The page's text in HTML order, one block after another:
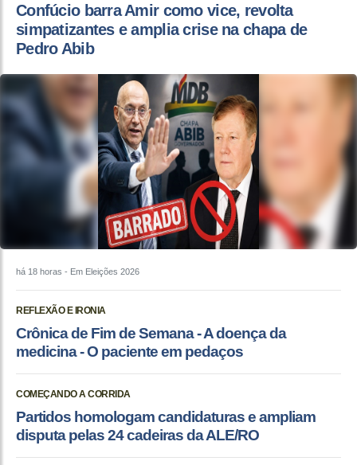
Confúcio barra Amir como vice, revolta
simpatizantes e amplia crise na chapa de
Pedro Abib
há 18 horas - Em Eleições 2026
REFLEXÃO E IRONIA
Crônica de Fim de Semana - A doença da
medicina - O paciente em pedaços
COMEÇANDO A CORRIDA
Partidos homologam candidaturas e ampliam
disputa pelas 24 cadeiras da ALE/RO